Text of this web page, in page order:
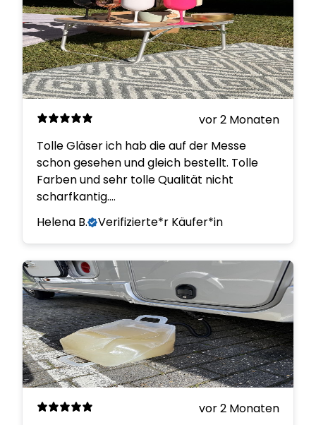
vor 2 Monaten
Tolle Gläser ich hab die auf der Messe
schon gesehen und gleich bestellt. Tolle
Farben und sehr tolle Qualität nicht
scharfkantig….
Helena B.
Verifizierte*r Käufer*in
vor 2 Monaten